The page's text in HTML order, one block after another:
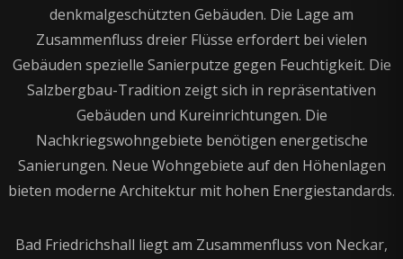
denkmalgeschützten Gebäuden. Die Lage am
Zusammenfluss dreier Flüsse erfordert bei vielen
Gebäuden spezielle Sanierputze gegen Feuchtigkeit. Die
Salzbergbau-Tradition zeigt sich in repräsentativen
Gebäuden und Kureinrichtungen. Die
Nachkriegswohngebiete benötigen energetische
Sanierungen. Neue Wohngebiete auf den Höhenlagen
bieten moderne Architektur mit hohen Energiestandards.
Bad Friedrichshall liegt am Zusammenfluss von Neckar,